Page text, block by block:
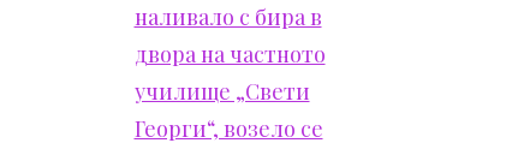
наливало с бира в
двора на частното
училище „Свети
Георги“, возело се